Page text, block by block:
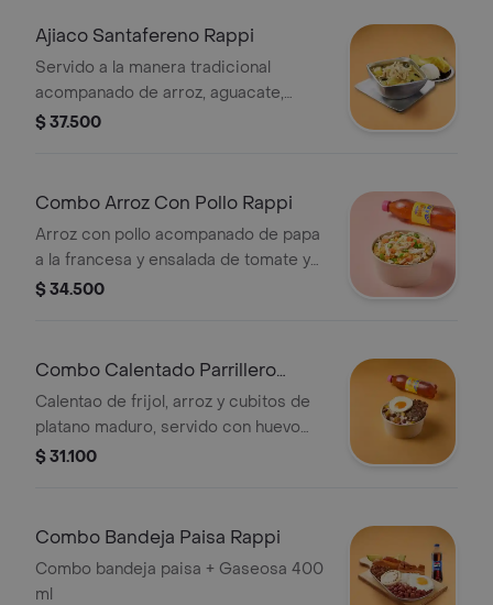
Ajiaco Santafereno Rappi
Servido a la manera tradicional
acompanado de arroz, aguacate,
alcaparras, crema de leche y
$ 37.500
Combo Arroz Con Pollo Rappi
Arroz con pollo acompanado de papa
a la francesa y ensalada de tomate y
lechuga + gaseosa 400 pet
$ 34.500
Combo Calentado Parrillero
Rappi
Calentao de frijol, arroz y cubitos de
platano maduro, servido con huevo
frito encima y acompanado de 100 g
$ 31.100
Combo Bandeja Paisa Rappi
Combo bandeja paisa + Gaseosa 400
ml